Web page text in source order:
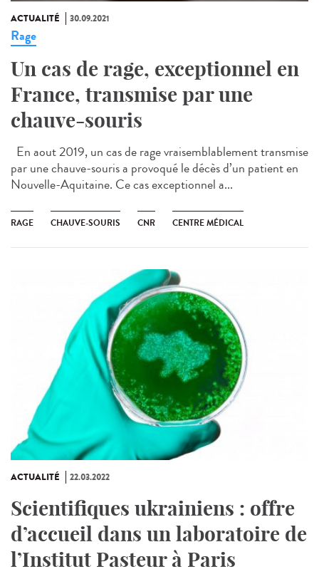
ACTUALITÉ 30.09.2021
Rage
Un cas de rage, exceptionnel en
France, transmise par une
chauve-souris
En aout 2019, un cas de rage vraisemblablement transmise
par une chauve-souris a provoqué le décès d’un patient en
Nouvelle-Aquitaine. Ce cas exceptionnel a...
RAGE CHAUVE-SOURIS CNR CENTRE MÉDICAL
ACTUALITÉ 22.03.2022
Scientifiques ukrainiens : offre
d’accueil dans un laboratoire de
l’Institut Pasteur à Paris